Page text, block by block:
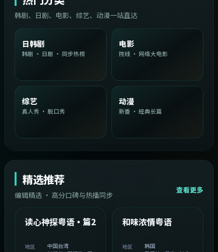
韩剧、日剧、电影、综艺、动漫一站直达
日韩剧
韩剧 · 日剧 · 同步热榜
电影
院线 · 网络大电影
综艺
真人秀 · 脱口秀
动漫
新番 · 经典长篇
精选推荐
编辑精选 · 高分口碑与热播同步
查看更多
精选
中国台湾 1:54:36
读心神探粤语·篇2
地区 中国台湾
精选
2:08:51
和味浓情粤语
地区 韩国